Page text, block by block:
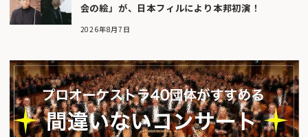
会の絵」が、日本フィルにより本邦初演！
2026年8月7日